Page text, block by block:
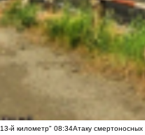
й километр" 08:34Атаку